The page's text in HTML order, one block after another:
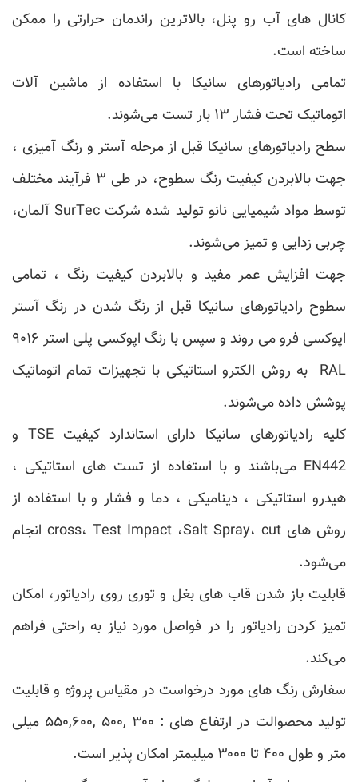
کانال های آب رو پنل، بالاترین راندمان حرارتی را ممکن
ساخته است.
تمامی رادیاتورهای سانیکا با استفاده از ماشین آلات
اتوماتیک تحت فشار ۱۳ بار تست می‌شوند.
سطح رادیاتورهای سانیکا قبل از مرحله آستر و رنگ آمیزی ،
جهت بالابردن کیفیت رنگ سطوح، در طی ۳ فرآیند مختلف
توسط مواد شیمیایی نانو تولید شده شرکت SurTec آلمان،
چربی زدایی و تمیز می‌شوند.
جهت افزایش عمر مفید و بالابردن کیفیت رنگ ، تمامی
سطوح رادیاتورهای سانیکا قبل از رنگ شدن در رنگ آستر
اپوکسی فرو می روند و سپس با رنگ اپوکسی پلی استر ۹۰۱۶
RAL به روش الکترو استاتیکی با تجهیزات تمام اتوماتیک
پوشش داده می‌شوند.
کلیه رادیاتورهای سانیکا دارای استاندارد کیفیت TSE و
EN442 می‌باشند و با استفاده از تست های استاتیکی ،
هیدرو استاتیکی ، دینامیکی ، دما و فشار و با استفاده از
روش های cross، Test Impact ،Salt Spray، cut انجام
می‌شود.
قابلیت باز شدن قاب های بغل و توری روی رادیاتور، امکان
تمیز کردن رادیاتور را در فواصل مورد نیاز به راحتی فراهم
می‌کند.
سفارش رنگ های مورد درخواست در مقیاس پروژه و قابلیت
تولید محصوالت در ارتفاع های : ۳۰۰ ,۵۰۰ ,۵۵۰,۶۰۰ میلی
متر و طول ۴۰۰ تا ۳۰۰۰ میلیمتر امکان پذیر است.